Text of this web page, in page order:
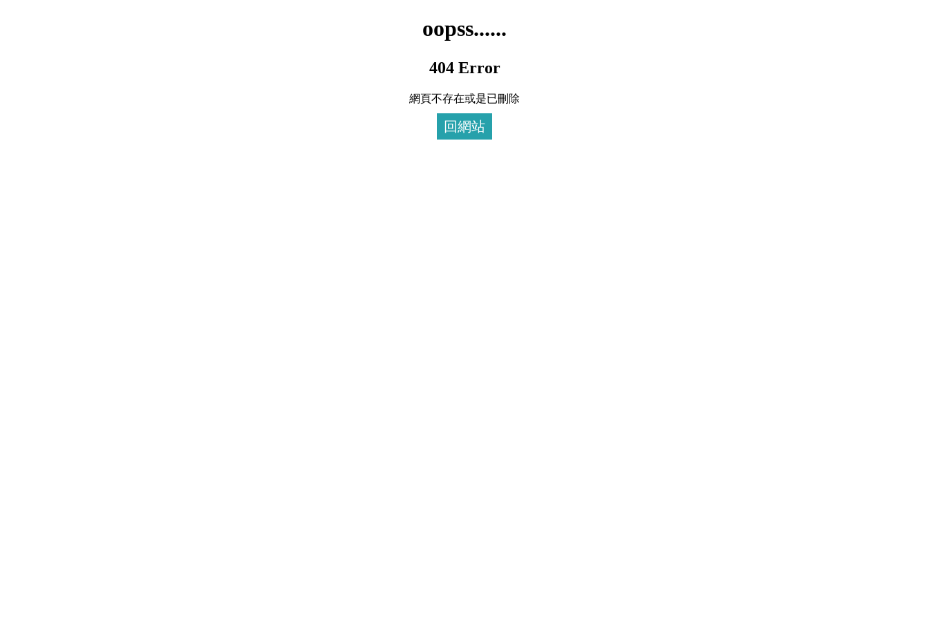
oopss......
404 Error
網頁不存在或是已刪除
回網站